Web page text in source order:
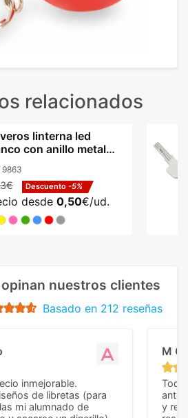
relacionados
linterna led
con anillo metal
9863
Descuento -5%
desde 0,50€/ud.
nuestros clientes
Basado en 212 reseñas
inmejorable.
de libretas (para
mi alumnado de
M C
Todo
y